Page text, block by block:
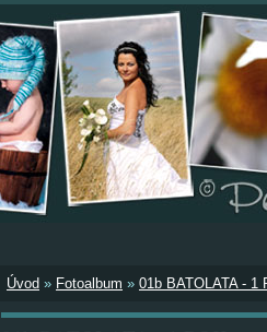
Úvod » Fotoalbum » 01b BATOLATA - 1